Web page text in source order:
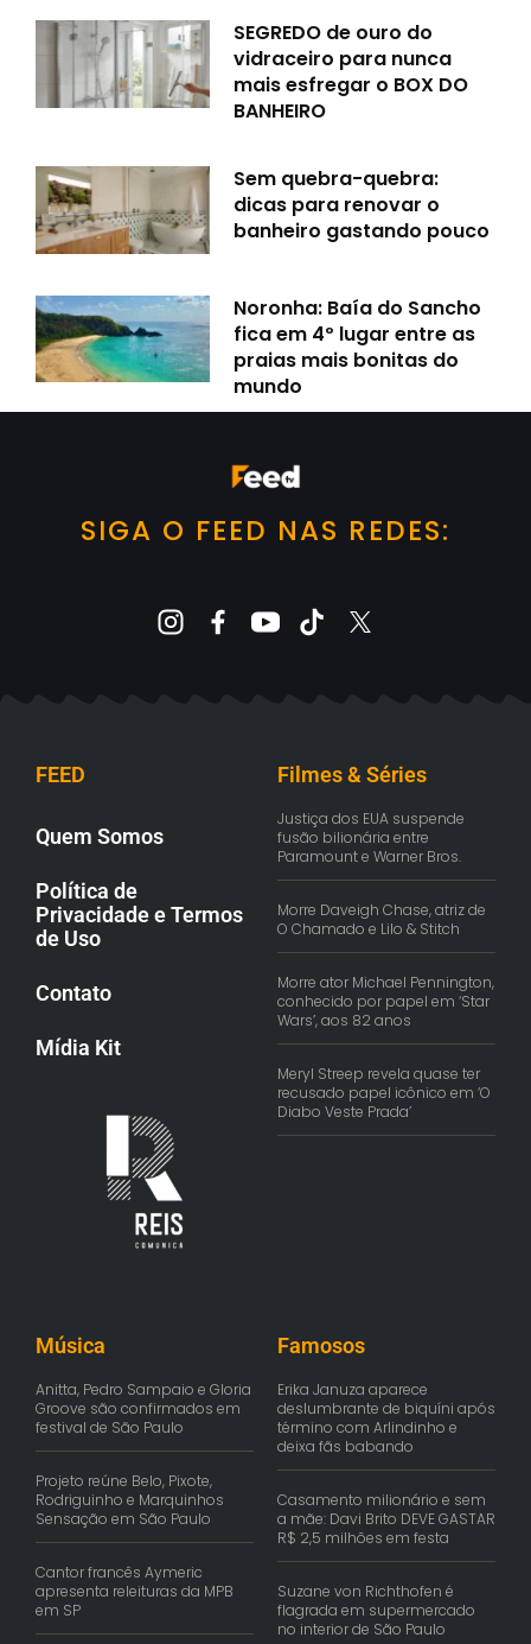
SEGREDO de ouro do
vidraceiro para nunca
mais esfregar o BOX DO
BANHEIRO
Sem quebra-quebra:
dicas para renovar o
banheiro gastando pouco
Noronha: Baía do Sancho
fica em 4º lugar entre as
praias mais bonitas do
mundo
SIGA O FEED NAS REDES:
FEED
Quem Somos
Política de
Privacidade e Termos
de Uso
Contato
Mídia Kit
Filmes & Séries
Justiça dos EUA suspende
fusão bilionária entre
Paramount e Warner Bros.
Morre Daveigh Chase, atriz de
O Chamado e Lilo & Stitch
Morre ator Michael Pennington,
conhecido por papel em ‘Star
Wars’, aos 82 anos
Meryl Streep revela quase ter
recusado papel icônico em ‘O
Diabo Veste Prada’
Música
Anitta, Pedro Sampaio e Gloria
Groove são confirmados em
festival de São Paulo
Projeto reúne Belo, Pixote,
Rodriguinho e Marquinhos
Sensação em São Paulo
Cantor francês Aymeric
apresenta releituras da MPB
em SP
Famosos
Erika Januza aparece
deslumbrante de biquíni após
término com Arlindinho e
deixa fãs babando
Casamento milionário e sem
a mãe: Davi Brito DEVE GASTAR
R$ 2,5 milhões em festa
Suzane von Richthofen é
flagrada em supermercado
no interior de São Paulo